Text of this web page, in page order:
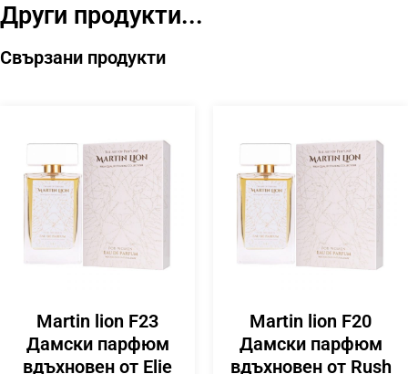
Други продукти...
Свързани продукти
Martin lion F23
Дамски парфюм
вдъхновен от Elie
Martin lion F20
Дамски парфюм
вдъхновен от Rush